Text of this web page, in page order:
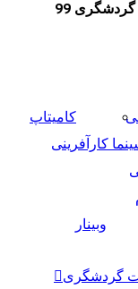
کامیتاپ
کارآفرینی
وبینار
گردشگری